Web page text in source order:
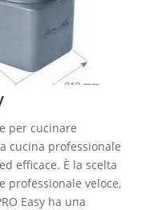
per cucinare
cucina professionale
efficace. È la scelta
professionale veloce,
Easy ha una